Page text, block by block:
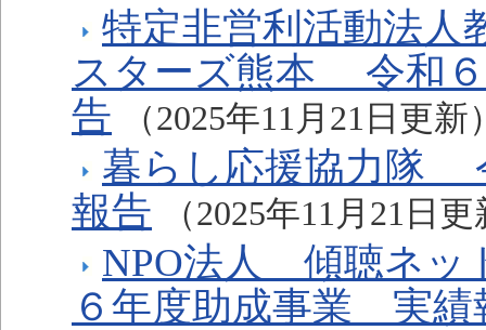
特定非営利活動法人
スターズ熊本 令和
告
（2025年11月21日更新
暮らし応援協力隊
報告
（2025年11月21日
NPO法人 傾聴ネ
６年度助成事業 実績